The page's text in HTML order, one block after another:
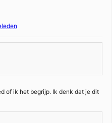
of ik het begrijp. Ik denk dat je dit